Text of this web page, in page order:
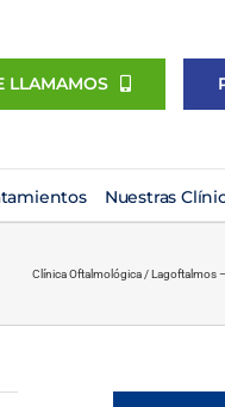
LLAMAMOS
Nuestras
Clínica Oftalmológica /Lagoftalmos